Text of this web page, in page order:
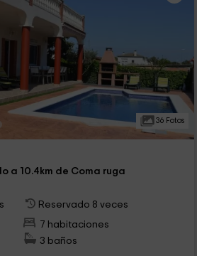
36 Fotos
a 10.4km de Coma ruga
Reservado 8 veces
7 habitaciones
3 baños